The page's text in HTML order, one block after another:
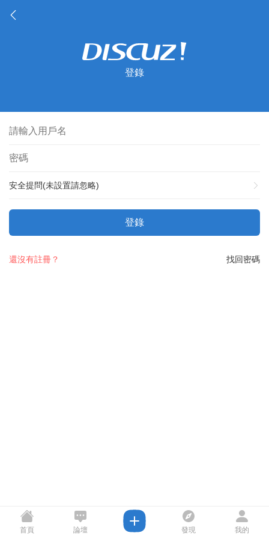
登錄
安全提問(未設置請忽略)
登錄
找回密碼
還沒有註冊？
首頁 論壇 發現 我的